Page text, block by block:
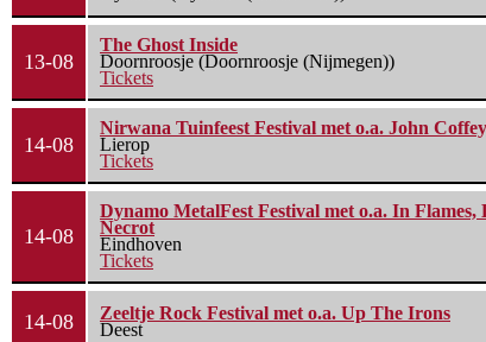
13-08
The Ghost Inside
Doornroosje (Doornroosje (Nijmegen))
Tickets
14-08
Nirwana Tuinfeest Festival met o.a. John
Lierop
Tickets
14-08
Dynamo MetalFest Festival met o.a. In
Necrot
Eindhoven
Tickets
14-08
Zeeltje Rock Festival met o.a. Up The Irons
Deest